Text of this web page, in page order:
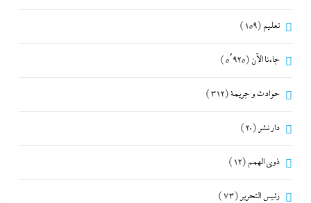
تعليم (159)
جاءنا الآن (5٬925)
حوادث و جريمة(312)
دار نشر (20)
ذوى الهمم (12)
رئيس التحرير (73)